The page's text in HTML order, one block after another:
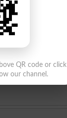
QR code or click
our channel.